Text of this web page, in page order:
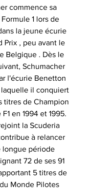
commence sa
1 lors de
la jeune écurie
Prix , peu avant le
Belgique . Dès le
Schumacher
l'écurie Benetton
laquelle il conquiert
titres de Champion
en 1994 et 1995.
la Scuderia
à relancer
longue période
72 de ses 91
5 titres de
Monde Pilotes